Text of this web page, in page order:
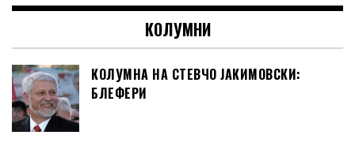
КОЛУМНИ
КОЛУМНА НА СТЕВЧО ЈАКИМОВСКИ:
БЛЕФЕРИ